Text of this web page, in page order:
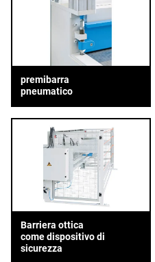
premibarra
pneumatico
Barriera ottica
come dispositivo di
sicurezza